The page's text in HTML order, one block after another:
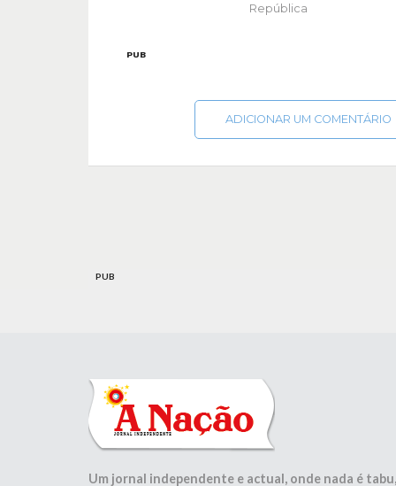
República
PUB
ADICIONAR UM COMENTÁRIO
PUB
Um jornal independente e actual, onde nada é tabu,